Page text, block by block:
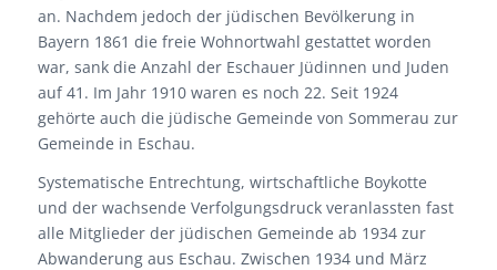
an. Nachdem jedoch der jüdischen Bevölkerung in
Bayern 1861 die freie Wohnortwahl gestattet worden
war, sank die Anzahl der Eschauer Jüdinnen und Juden
auf 41. Im Jahr 1910 waren es noch 22. Seit 1924
gehörte auch die jüdische Gemeinde von Sommerau zur
Gemeinde in Eschau.
Systematische Entrechtung, wirtschaftliche Boykotte
und der wachsende Verfolgungsdruck veranlassten fast
alle Mitglieder der jüdischen Gemeinde ab 1934 zur
Abwanderung aus Eschau. Zwischen 1934 und März